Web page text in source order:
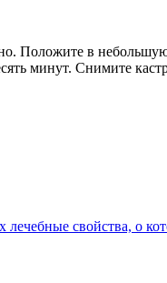
Положите в
минут. Снимите
свойства, о